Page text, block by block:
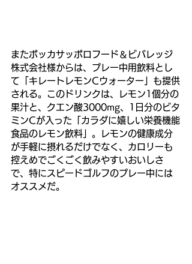
またポッカサッポロフード＆ビバレッジ
株式会社様からは、プレー中用飲料とし
て「キレートレモンCウォーター」も提供
される。このドリンクは、レモン1個分の
果汁と、クエン酸3000mg、1日分のビタ
ミンCが入った「カラダに嬉しい栄養機能
食品のレモン飲料」。レモンの健康成分
が手軽に摂れるだけでなく、カロリーも
控えめでごくごく飲みやすいおいしさ
で、特にスピードゴルフのプレー中には
オススメだ。